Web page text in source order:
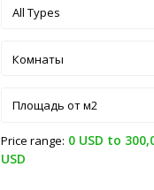
All Types
Комнаты
Price range: 0 USD to
USD